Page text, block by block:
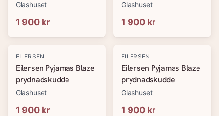
Glashuset
1 900 kr
Glashuset
1 900 kr
EILERSEN
Eilersen Pyjamas Blaze
prydnadskudde
Glashuset
1 900 kr
EILERSEN
Eilersen Pyjamas Blaze
prydnadskudde
Glashuset
1 900 kr